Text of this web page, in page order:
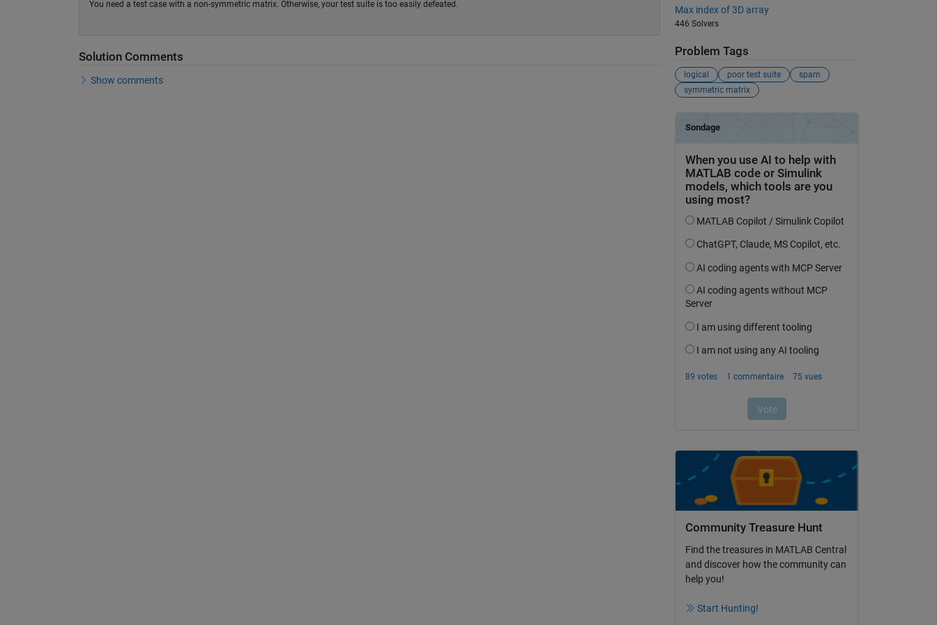
You need a test case with a non-symmetric matrix. Otherwise, your test suite is too easily defeated.
Solution Comments
Show comments
Max index of 3D array
446 Solvers
Problem Tags
logical poor test suite
spam
symmetric matrix
Community Treasure Hunt
Find the treasures in MATLAB Central
and discover how the community can
help you!
Start Hunting!